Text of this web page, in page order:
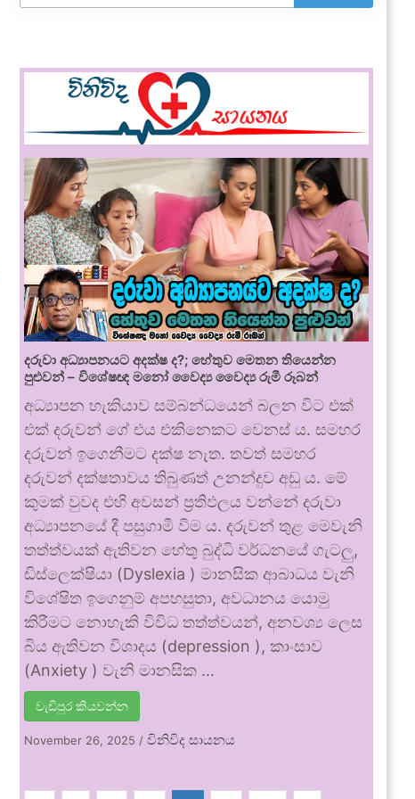
දරුවා අධ්‍යාපනයට අදක්ෂ ද?; හේතුව මෙතන තියෙන්න
පුළුවන් – විශේෂඥ මනෝ වෛද්‍ය වෛද්‍ය රුමී රූබන්
අධ්‍යාපන හැකියාව සම්බන්ධයෙන් බලන විට එක්
එක් දරුවන් ගේ එය එකිනෙකට වෙනස් ය. සමහර
දරුවන් ඉගෙනීමට දක්ෂ නැත. තවත් සමහර
දරුවන් දක්ෂතාවය තිබුණත් උනන්දුව අඩු ය. මේ
කුමක් වුවද එහි අවසන් ප්‍රතිඵලය වන්නේ දරුවා
අධ්‍යාපනයේ දී පසුගාමී වීම ය. දරුවන් තුළ මෙවැනි
තත්ත්වයක් ඇතිවන හේතු බුද්ධි වර්ධනයේ ගැටලු,
ඩිස්ලෙක්ෂියා (Dyslexia ) මානසික ආබාධය වැනි
විශේෂිත ඉගෙනුම් අපහසුතා, අවධානය යොමු
කිරීමට නොහැකි විවිධ තත්ත්වයන්, අනවශ්‍ය ලෙස
බිය ඇතිවන විශාදය (depression ), කාංසාව
(Anxiety ) වැනි මානසික …
වැඩිපුර කියවන්න
November 26, 2025 /විනිවිද සායනය